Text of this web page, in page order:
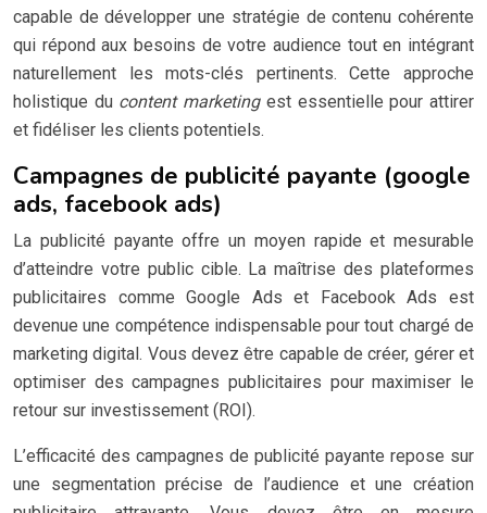
capable de développer une stratégie de contenu cohérente
qui répond aux besoins de votre audience tout en intégrant
naturellement les mots-clés pertinents. Cette approche
holistique du content marketing est essentielle pour attirer
et fidéliser les clients potentiels.
Campagnes de publicité payante (google
ads, facebook ads)
La publicité payante offre un moyen rapide et mesurable
d’atteindre votre public cible. La maîtrise des plateformes
publicitaires comme Google Ads et Facebook Ads est
devenue une compétence indispensable pour tout chargé de
marketing digital. Vous devez être capable de créer, gérer et
optimiser des campagnes publicitaires pour maximiser le
retour sur investissement (ROI).
L’efficacité des campagnes de publicité payante repose sur
une segmentation précise de l’audience et une création